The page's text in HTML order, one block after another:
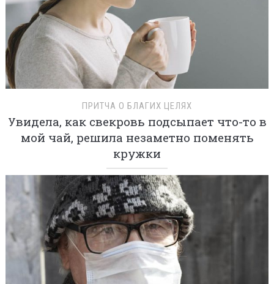
ПРИТЧА О БЛАГИХ ЦЕЛЯХ
Увидела, как свекровь подсыпает что-то в
мой чай, решила незаметно поменять
кружки